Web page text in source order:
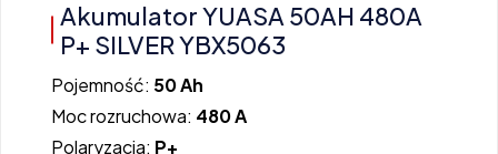
Akumulator YUASA 50AH 480A
P+ SILVER YBX5063
Pojemność: 50 Ah
Moc rozruchowa: 480 A
Polaryzacja: P+